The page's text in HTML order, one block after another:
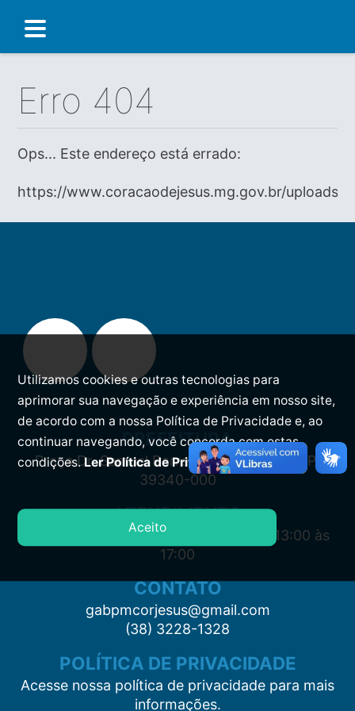
Erro 404
Ops... Este endereço está errado:
https://www.coracaodejesus.mg.gov.br/uploads/
PREFEITURA
Praça Dr. Samuel Barreto, s/n, Centro CEP:
39340-000
ATENDIMENTO
Segunda à Sexta: 7:00 às 11:00 e das 13:00 às
17:00
CONTATO
gabpmcorjesus@gmail.com
(38) 3228-1328
POLÍTICA DE PRIVACIDADE
Acesse nossa política de privacidade para mais
informações.
Utilizamos cookies e outras tecnologias para
aprimorar sua navegação e experiência em nosso site,
de acordo com a nossa Política de Privacidade e, ao
continuar navegando, você concorda com estas
condições.Ler Política de Privacidade.
Aceito